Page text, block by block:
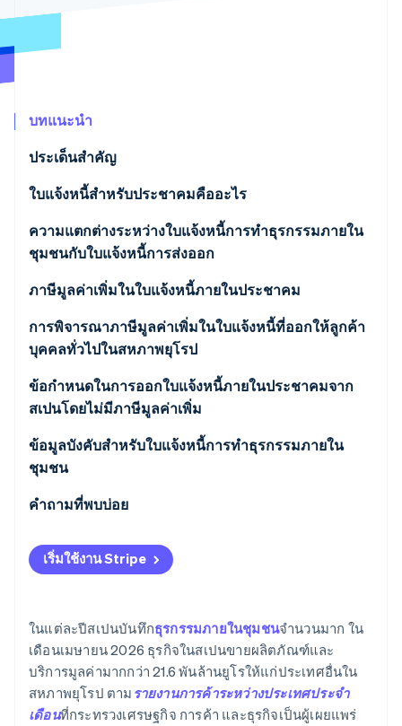
Climate
Stripe Sessions 2026
ดูว่า Stripe กำลังสร้างโครงสร้างพื้นฐานระบบเศรษฐกิจสำหรับ
AI อย่างไร
รับชมเลย
บทแนะนำ
ประเด็นสำคัญ
ใบแจ้งหนี้สําหรับประชาคมคืออะไร
ความแตกต่างระหว่างใบแจ้งหนี้การทำธุรกรรมภายใน
ชุมชนกับใบแจ้งหนี้การส่งออก
ภาษีมูลค่าเพิ่มในใบแจ้งหนี้ภายในประชาคม
ผลิตภัณฑ์
บริการ
การพิจารณาภาษีมูลค่าเพิ่มในใบแจ้งหนี้ที่ออกให้ลูกค้า
บุคคลทั่วไปในสหภาพยุโรป
บริการและผลิตภัณฑ์อิเล็กทรอนิกส์
ข้อกำหนดในการออกใบแจ้งหนี้ภายในประชาคมจาก
สเปนโดยไม่มีภาษีมูลค่าเพิ่ม
Stripe จะช่วยเรื่องใบแจ้งหนี้ภายในประชาคมได้อย่างไร
ข้อมูลบังคับสำหรับใบแจ้งหนี้การทำธุรกรรมภายใน
ชุมชน
คำถามที่พบบ่อย
เริ่มใช้งาน Stripe
ในแต่ละปีสเปนบันทึกธุรกรรมภายในชุมชนจำนวนมาก ใน
เดือนเมษายน 2026 ธุรกิจในสเปนขายผลิตภัณฑ์และ
บริการมูลค่ามากกว่า 21.6 พันล้านยูโรให้แก่ประเทศอื่นใน
สหภาพยุโรป ตาม รายงานการค้าระหว่างประเทศประจำ
เดือนที่กระทรวงเศรษฐกิจ การค้า และธุรกิจเป็นผู้เผยแพร่